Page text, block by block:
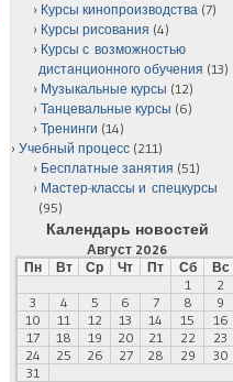
Курсы кинопроизводства (7)
Курсы рисования (4)
Курсы с возможностью
дистанционного обучения (13)
Музыкальные курсы (12)
Танцевальные курсы (6)
Тренинги (14)
Учебный процесс (211)
Бесплатные занятия (51)
Мастер-классы и спецкурсы
(95)
Календарь новостей
Август 2026
Пн
Вт Ср Чт Пт Сб
Вс
1
2
3
4 5 6 7 8
9
10
11 12 13 14 15
16
17
18 19 20 21 22
23
24
25 26 27 28 29
30
31